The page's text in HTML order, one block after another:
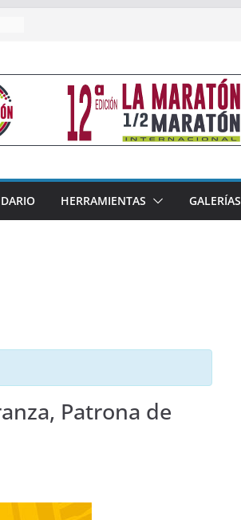
HERRAMIENTAS GALERÍAS
Patrona de